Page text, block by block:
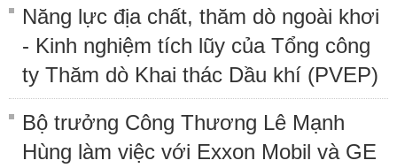
Năng lực địa chất, thăm dò ngoài khơi
- Kinh nghiệm tích lũy của Tổng công
ty Thăm dò Khai thác Dầu khí (PVEP)
Bộ trưởng Công Thương Lê Mạnh
Hùng làm việc với Exxon Mobil và GE